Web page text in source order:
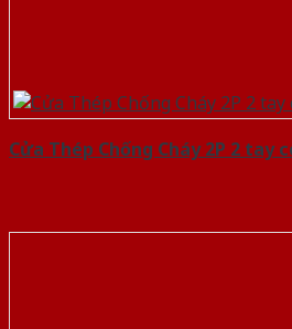
Cửa Thép Chống Cháy 2P 2 tay